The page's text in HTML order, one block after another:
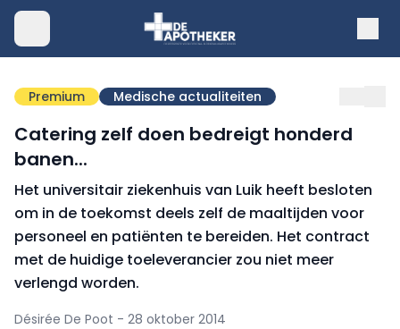
Premium Medische actualiteiten
Catering zelf doen bedreigt honderd
banen...
Het universitair ziekenhuis van Luik heeft besloten
om in de toekomst deels zelf de maaltijden voor
personeel en patiënten te bereiden. Het contract
met de huidige toeleverancier zou niet meer
verlengd worden.
Désirée De Poot - 28 oktober 2014